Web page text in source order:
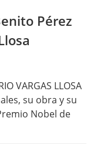
Pérez
VARGAS LLOSA
su obra y su
Nobel de